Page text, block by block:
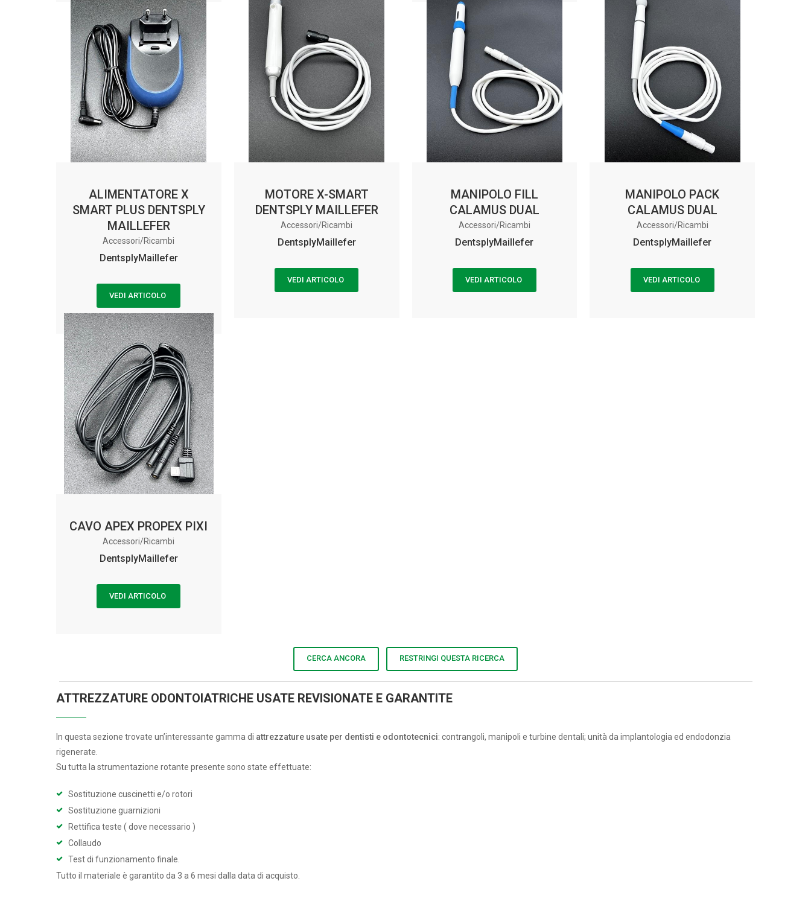
ALIMENTATORE X
SMART PLUS DENTSPLY
MAILLEFER
Accessori/Ricambi
DentsplyMaillefer
VEDI ARTICOLO
MOTORE X-SMART
DENTSPLY MAILLEFER
Accessori/Ricambi
DentsplyMaillefer
VEDI ARTICOLO
MANIPOLO FILL
CALAMUS DUAL
Accessori/Ricambi
DentsplyMaillefer
VEDI ARTICOLO
MANIPOLO PACK
CALAMUS DUAL
Accessori/Ricambi
DentsplyMaillefer
VEDI ARTICOLO
CAVO APEX PROPEX PIXI
Accessori/Ricambi
DentsplyMaillefer
VEDI ARTICOLO
CERCA ANCORA RESTRINGI QUESTA RICERCA
ATTREZZATURE ODONTOIATRICHE USATE REVISIONATE E GARANTITE
In questa sezione trovate un’interessante gamma di attrezzature usate per dentisti e odontotecnici: contrangoli, manipoli e turbine dentali; unità da implantologia ed endodonzia
rigenerate.
Su tutta la strumentazione rotante presente sono state effettuate:
Sostituzione cuscinetti e/o rotori
Sostituzione guarnizioni
Rettifica teste ( dove necessario )
Collaudo
Test di funzionamento finale.
Tutto il materiale è garantito da 3 a 6 mesi dalla data di acquisto.